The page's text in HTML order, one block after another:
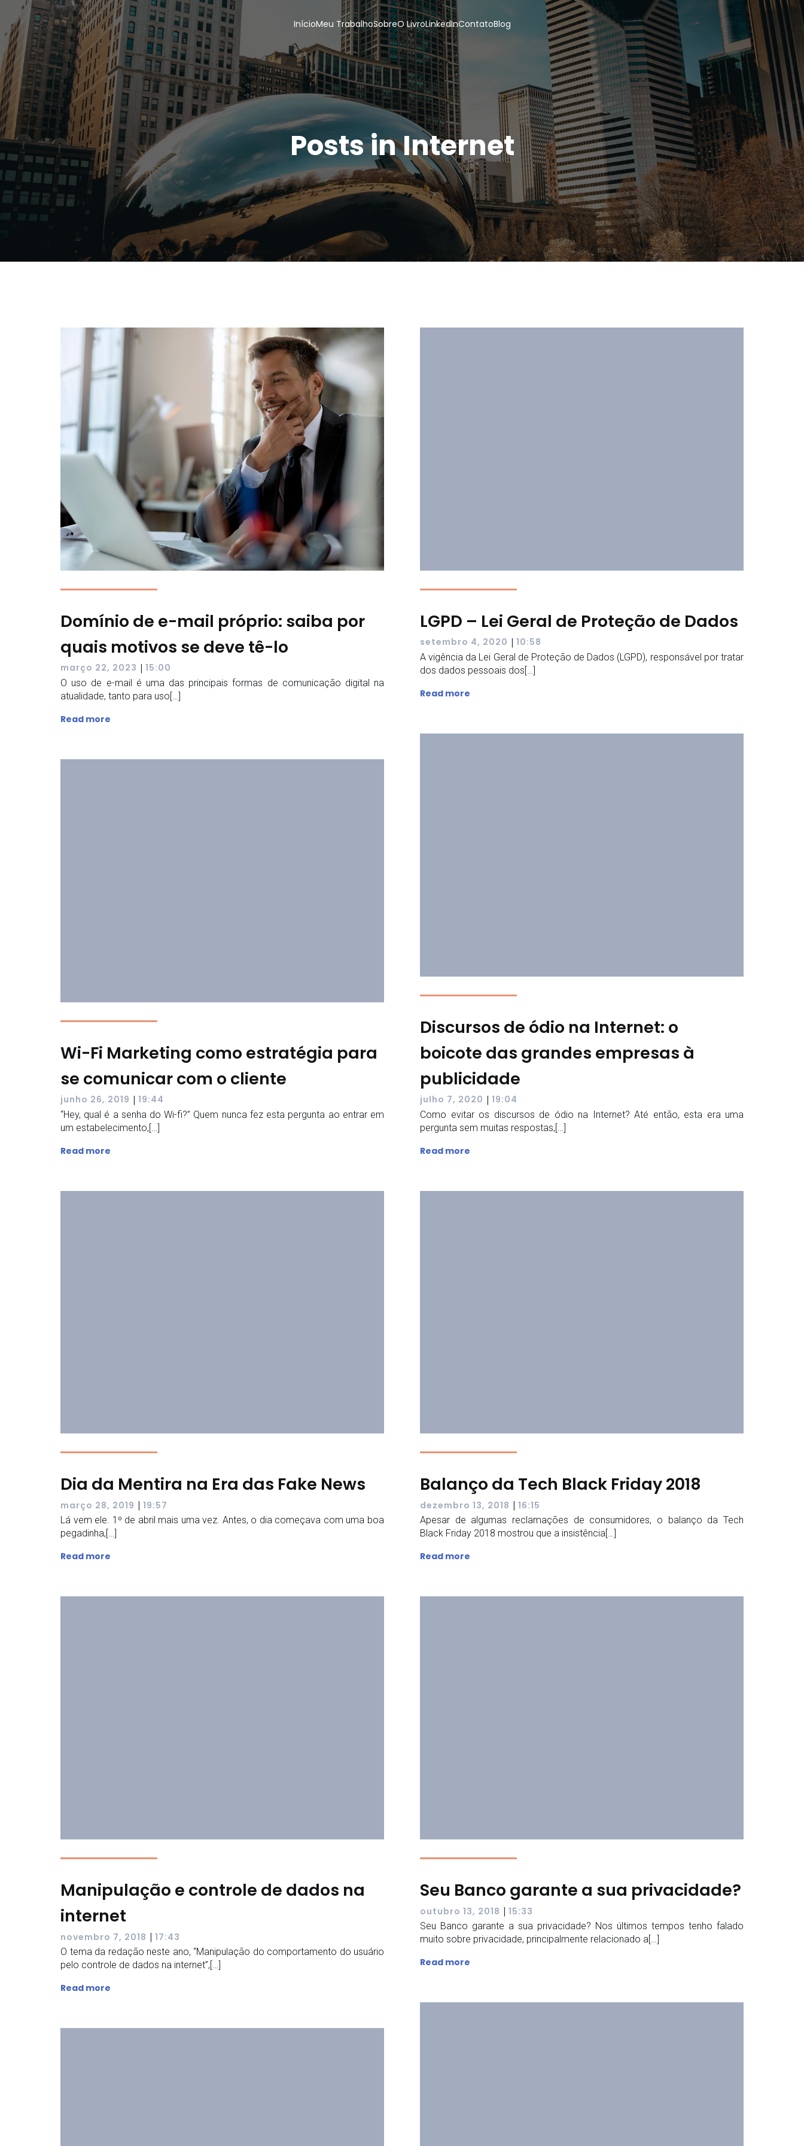
InícioMeu TrabalhoSobreO LivroLinkedInContatoBlog
Posts in Internet
Domínio de e-mail próprio: saiba por
quais motivos se deve tê-lo
março 22, 2023 | 15:00
O uso de e-mail é uma das principais formas de comunicação digital na
atualidade, tanto para uso[…]
Read more
LGPD – Lei Geral de Proteção de Dados
setembro 4, 2020 | 10:58
A vigência da Lei Geral de Proteção de Dados (LGPD), responsável por tratar
dos dados pessoais dos[…]
Read more
Discursos de ódio na Internet: o
boicote das grandes empresas à
publicidade
julho 7, 2020 | 19:04
Como evitar os discursos de ódio na Internet? Até então, esta era uma
pergunta sem muitas respostas,[…]
Read more
Wi-Fi Marketing como estratégia para
se comunicar com o cliente
junho 26, 2019 | 19:44
“Hey, qual é a senha do Wi-fi?” Quem nunca fez esta pergunta ao entrar em
um estabelecimento,[…]
Read more
Dia da Mentira na Era das Fake News
março 28, 2019 | 19:57
Lá vem ele. 1º de abril mais uma vez. Antes, o dia começava com uma boa
pegadinha,[…]
Read more
Balanço da Tech Black Friday 2018
dezembro 13, 2018 | 16:15
Apesar de algumas reclamações de consumidores, o balanço da Tech
Black Friday 2018 mostrou que a insistência[…]
Read more
Manipulação e controle de dados na
internet
novembro 7, 2018 | 17:43
O tema da redação neste ano, “Manipulação do comportamento do usuário
pelo controle de dados na internet”,[…]
Read more
Seu Banco garante a sua privacidade?
outubro 13, 2018 | 15:33
Seu Banco garante a sua privacidade? Nos últimos tempos tenho falado
muito sobre privacidade, principalmente relacionado a[…]
Read more